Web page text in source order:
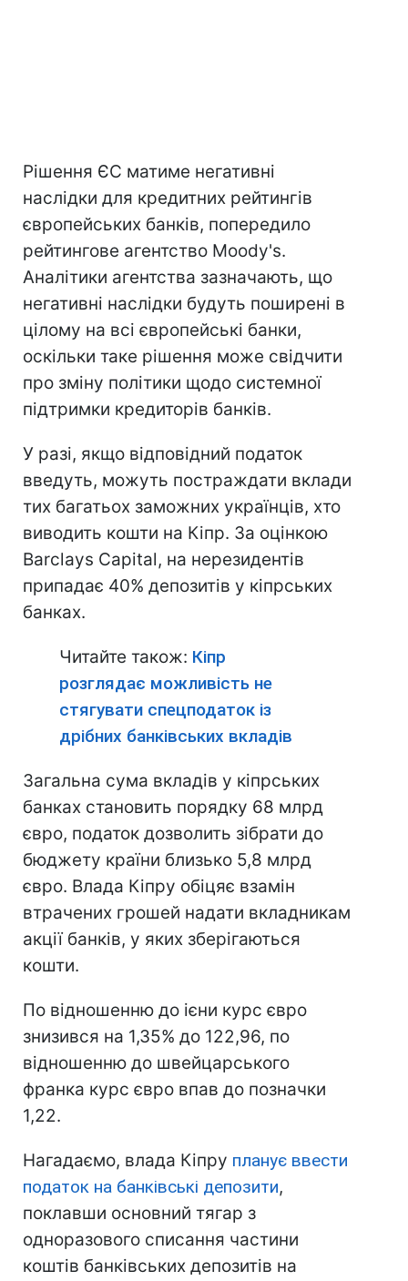
Рішення ЄС матиме негативні
наслідки для кредитних рейтингів
європейських банків, попередило
рейтингове агентство Moody's.
Аналітики агентства зазначають, що
негативні наслідки будуть поширені в
цілому на всі європейські банки,
оскільки таке рішення може свідчити
про зміну політики щодо системної
підтримки кредиторів банків.
У разі, якщо відповідний податок
введуть, можуть постраждати вклади
тих багатьох заможних українців, хто
виводить кошти на Кіпр. За оцінкою
Barclays Capital, на нерезидентів
припадає 40% депозитів у кіпрських
банках.
Читайте також: Кіпр
розглядає можливість не
стягувати спецподаток із
дрібних банківських вкладів
Загальна сума вкладів у кіпрських
банках становить порядку 68 млрд
євро, податок дозволить зібрати до
бюджету країни близько 5,8 млрд
євро. Влада Кіпру обіцяє взамін
втрачених грошей надати вкладникам
акції банків, у яких зберігаються
кошти.
По відношенню до ієни курс євро
знизився на 1,35% до 122,96, по
відношенню до швейцарського
франка курс євро впав до позначки
1,22.
Нагадаємо, влада Кіпру планує ввести
податок на банківські депозити,
поклавши основний тягар з
одноразового списання частини
коштів банківських депозитів на